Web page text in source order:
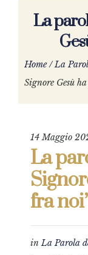
La
Home /La
Signore Gesù
14 Maggio
La
fra
inLa Parola